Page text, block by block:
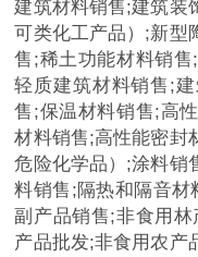
建筑材料销售;建筑装
可类化工产品）;新型
售;稀土功能材料销
轻质建筑材料销售;
售;保温材料销售;高
材料销售;高性能密封
危险化学品）;涂料销
料销售;隔热和隔音
副产品销售;非食用
产品批发;非食用农产